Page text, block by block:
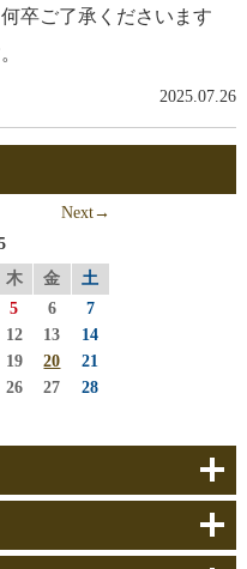
卒ご了承くださいます
2025.07.26
Next→
木 金
土
5 6
7
12 13
14
19 20
21
26 27
28